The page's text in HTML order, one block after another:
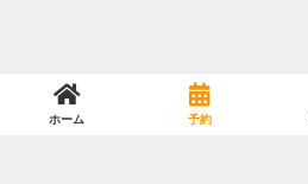
ホーム 予約